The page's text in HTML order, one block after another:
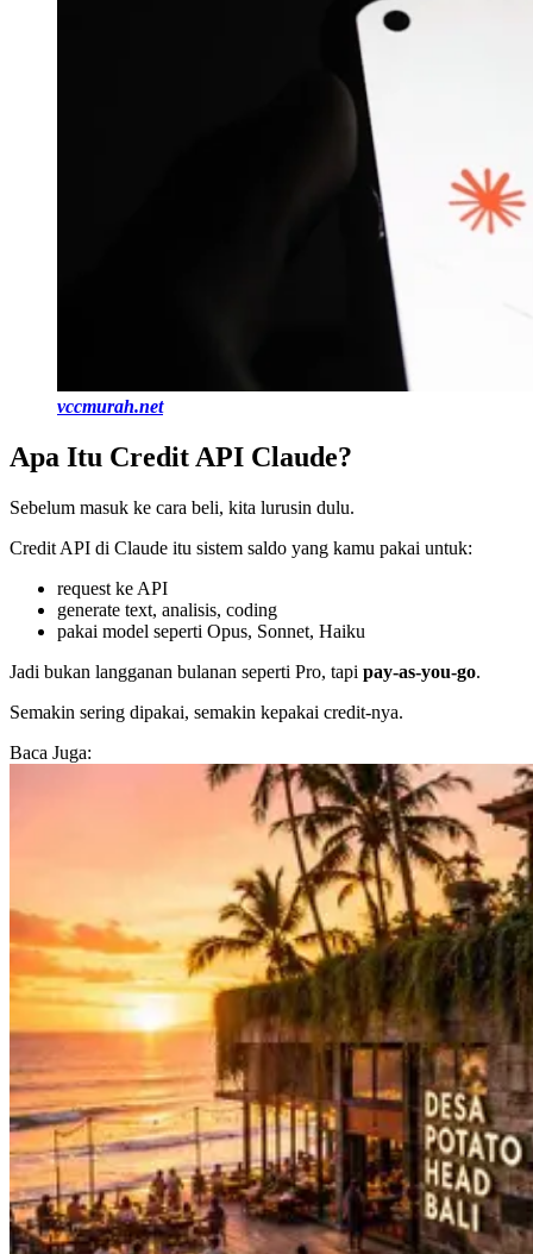
vccmurah.net
Apa Itu Credit API Claude?
Sebelum masuk ke cara beli, kita lurusin dulu.
Credit API di Claude itu sistem saldo yang kamu pakai untuk:
request ke API
generate text, analisis, coding
pakai model seperti Opus, Sonnet, Haiku
Jadi bukan langganan bulanan seperti Pro, tapi pay-as-you-go.
Semakin sering dipakai, semakin kepakai credit-nya.
Baca Juga: